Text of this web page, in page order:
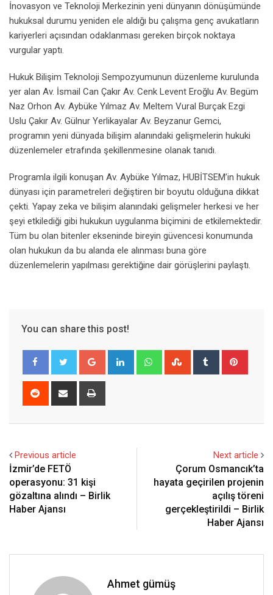
İnovasyon ve Teknoloji Merkezinin yeni dünyanın dönüşümünde
hukuksal durumu yeniden ele aldığı bu çalışma genç avukatların
kariyerleri açısından odaklanması gereken birçok noktaya
vurgular yaptı.
Hukuk Bilişim Teknoloji Sempozyumunun düzenleme kurulunda
yer alan Av. İsmail Can Çakır Av. Cenk Levent Eroğlu Av. Begüm
Naz Orhon Av. Aybüke Yılmaz Av. Meltem Vural Burçak Ezgi
Uslu Çakır Av. Gülnur Yerlikayalar Av. Beyzanur Gemci,
programın yeni dünyada bilişim alanındaki gelişmelerin hukuki
düzenlemeler etrafında şekillenmesine olanak tanıdı.
Programla ilgili konuşan Av. Aybüke Yılmaz, HUBİTSEM’in hukuk
dünyası için parametreleri değiştiren bir boyutu olduğuna dikkat
çekti. Yapay zeka ve bilişim alanındaki gelişmeler herkesi ve her
şeyi etkilediği gibi hukukun uygulanma biçimini de etkilemektedir.
Tüm bu olan bitenler ekseninde bireyin güvencesi konumunda
olan hukukun da bu alanda ele alınması buna göre
düzenlemelerin yapılması gerektiğine dair görüşlerini paylaştı.
You can share this post!
Google+ LinkedIn WhatsappStumbleUpon
Tumblr
Reddit
Share
Previous article
İzmir’de FETÖ
operasyonu: 31 kişi
gözaltına alındı – Birlik
Haber Ajansı
Next article
Çorum Osmancık’ta
hayata geçirilen projenin
açılış töreni
gerçekleştirildi – Birlik
Haber Ajansı
Ahmet gümüş